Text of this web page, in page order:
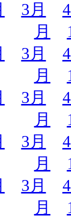
3月
月
3月
月
3月
月
3月
月
3月
月